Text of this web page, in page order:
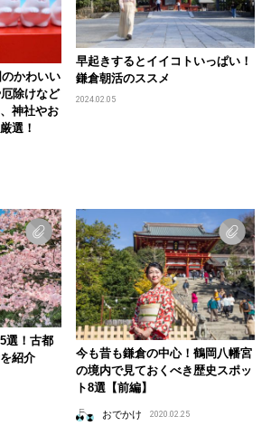
のかわいい
除けなど
神社やお
選！
早起きするとイイコトいっぱい！
鎌倉朝活のススメ
2024.02.05
選！古都
紹介
今も昔も鎌倉の中心！鶴岡八幡宮
の境内で見ておくべき歴史スポッ
ト8選【前編】
おでかけ 2020.02.25